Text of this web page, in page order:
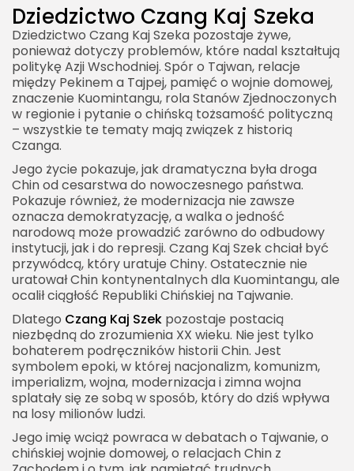
Dziedzictwo Czang Kaj Szeka
Dziedzictwo Czang Kaj Szeka pozostaje żywe,
ponieważ dotyczy problemów, które nadal kształtują
politykę Azji Wschodniej. Spór o Tajwan, relacje
między Pekinem a Tajpej, pamięć o wojnie domowej,
znaczenie Kuomintangu, rola Stanów Zjednoczonych
w regionie i pytanie o chińską tożsamość polityczną
– wszystkie te tematy mają związek z historią
Czanga.
Jego życie pokazuje, jak dramatyczna była droga
Chin od cesarstwa do nowoczesnego państwa.
Pokazuje również, że modernizacja nie zawsze
oznacza demokratyzację, a walka o jedność
narodową może prowadzić zarówno do odbudowy
instytucji, jak i do represji. Czang Kaj Szek chciał być
przywódcą, który uratuje Chiny. Ostatecznie nie
uratował Chin kontynentalnych dla Kuomintangu, ale
ocalił ciągłość Republiki Chińskiej na Tajwanie.
Dlatego Czang Kaj Szek pozostaje postacią
niezbędną do zrozumienia XX wieku. Nie jest tylko
bohaterem podręczników historii Chin. Jest
symbolem epoki, w której nacjonalizm, komunizm,
imperializm, wojna, modernizacja i zimna wojna
splatały się ze sobą w sposób, który do dziś wpływa
na losy milionów ludzi.
Jego imię wciąż powraca w debatach o Tajwanie, o
chińskiej wojnie domowej, o relacjach Chin z